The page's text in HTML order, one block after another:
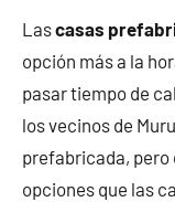
Lascasas
opción más a la
pasar tiempo de
los vecinos de
prefabricada,
opciones que las